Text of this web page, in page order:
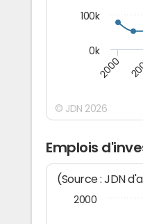
2000
0k
100k
© JDN 2026
Emplois
(Source : JDN
2000